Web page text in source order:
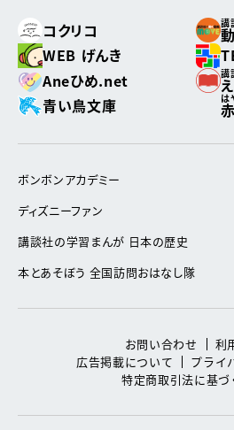
コクリコ
講
WEB げんき
Aneひめ.net
講
青い鳥文庫
は
ボンボンアカデミー
ディズニーファン
講談社の学習まんが 日本の歴史
本とあそぼう 全国訪問おはなし隊
お問い合わせ
利
広告掲載について
プライ
特定商取引法に基づ